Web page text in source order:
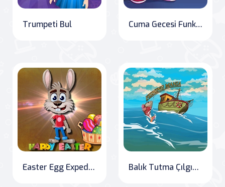
Trumpeti Bul Cuma Gecesi Funkin Müzik Notları
Easter Egg Expedition: Bunny's Big Hunt Balık Tutma Çılgınlığı